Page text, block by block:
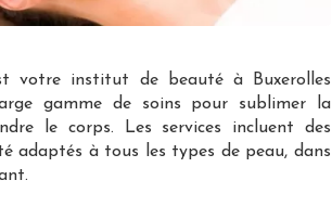
votre institut de beauté à Buxerolles
gamme de soins pour sublimer la
le corps. Les services incluent des
adaptés à tous les types de peau, dans